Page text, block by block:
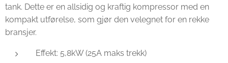
tank. Dette er en allsidig og kraftig kompressor med en
kompakt utførelse, som gjør den velegnet for en rekke
bransjer.
Effekt: 5,8kW (25A maks trekk)